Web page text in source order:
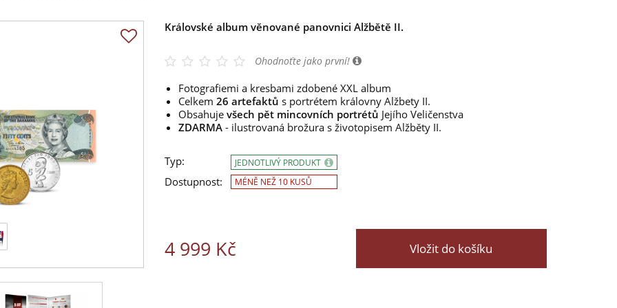
Královské album věnované panovnici Alžbětě II.
Ohodnoťte jako první!
Fotografiemi a kresbami zdobené XXL album
Celkem 26 artefaktů s portrétem královny Alžbety II.
Obsahuje všech pět mincovních portrétů Jejího Veličenstva
ZDARMA - ilustrovaná brožura s životopisem Alžběty II.
Typ:
Dostupnost:
JEDNOTLIVÝ PRODUKT
MÉNĚ NEŽ 10 KUSŮ
4 999 Kč Vložit do košíku